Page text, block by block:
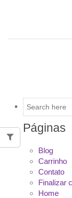
Páginas
Blog
Carrinho
Contato
Finalizar
Home